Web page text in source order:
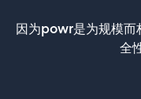
因为powr是为规模而
全